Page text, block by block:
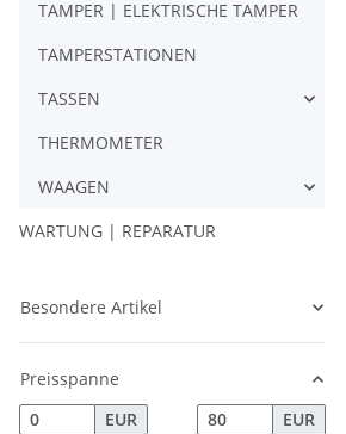
TAMPER | ELEKTRISCHE TAMPER
TAMPERSTATIONEN
TASSEN
THERMOMETER
WAAGEN
WARTUNG | REPARATUR
Besondere Artikel
Preisspanne
EUR
EUR